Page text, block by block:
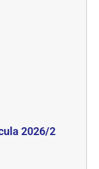
2026/2